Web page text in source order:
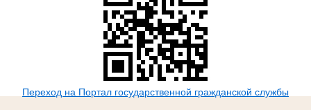
Переход на Портал государственной гражданской службы